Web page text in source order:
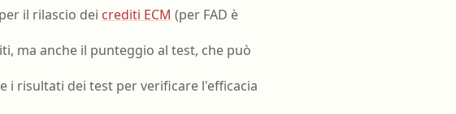
il rilascio dei crediti ECM (per FAD è
ma anche il punteggio al test, che può
i risultati dei test per verificare l'efficacia